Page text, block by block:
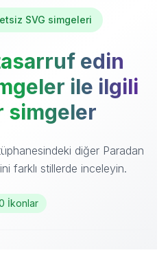
SVG simgeleri
edin
ile ilgili
simgeler
diğer Paradan
farklı stillerde inceleyin.
İkonlar